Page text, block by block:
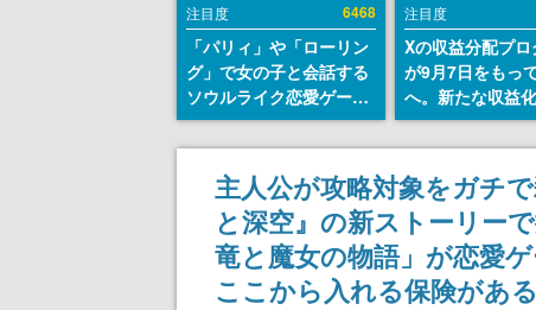
注目度 6468
「パリィ」や「ローリン
グ」で女の子と会話する
ソウルライク恋愛ゲーム
『小早川さんはソウルラ
イク』無料公開。返事に
失敗すると「YOU
DIED」
注目度
Xの収益分配プ
が9月7日をもっ
へ。新たな収益
「Original
Rewards
発表
主人公が攻略対象をガチ
と深空』の新ストーリー
竜と魔女の物語」が恋愛
ここから入れる保険があ